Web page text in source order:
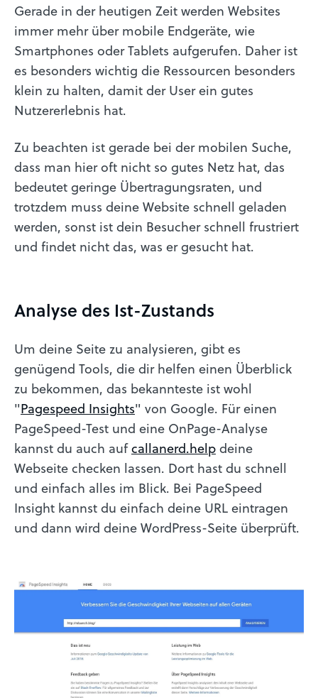
Gerade in der heutigen Zeit werden Websites
immer mehr über mobile Endgeräte, wie
Smartphones oder Tablets aufgerufen. Daher ist
es besonders wichtig die Ressourcen besonders
klein zu halten, damit der User ein gutes
Nutzererlebnis hat.
Zu beachten ist gerade bei der mobilen Suche,
dass man hier oft nicht so gutes Netz hat, das
bedeutet geringe Übertragungsraten, und
trotzdem muss deine Website schnell geladen
werden, sonst ist dein Besucher schnell frustriert
und findet nicht das, was er gesucht hat.
Analyse des Ist-Zustands
Um deine Seite zu analysieren, gibt es
genügend Tools, die dir helfen einen Überblick
zu bekommen, das bekannteste ist wohl
"Pagespeed Insights" von Google. Für einen
PageSpeed-Test und eine OnPage-Analyse
kannst du auch aufcallanerd.helpdeine
Webseite checken lassen. Dort hast du schnell
und einfach alles im Blick. Bei PageSpeed
Insight kannst du einfach deine URL eintragen
und dann wird deine WordPress-Seite überprüft.